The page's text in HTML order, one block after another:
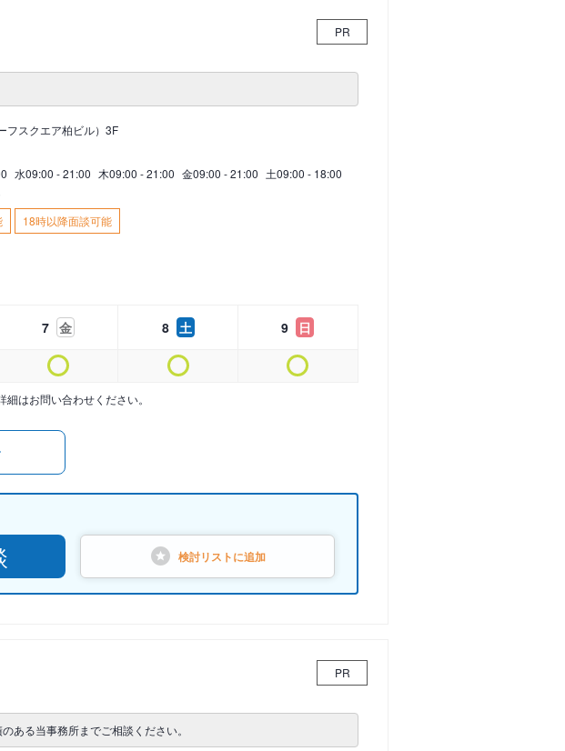
PR
フスクエア柏ビル）3F
水09:00 - 21:00 木09:00 - 21:00 金09:00 - 21:00 土09:00 - 18:00
18時以降面談可能
7 金 8 土 9 日
はお問い合わせください。
検討リストに追加
PR
ある当事務所までご相談ください。